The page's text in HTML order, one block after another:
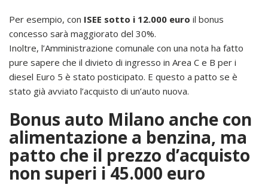
Per esempio, con ISEE sotto i 12.000 euro il bonus
concesso sarà maggiorato del 30%.
Inoltre, l’Amministrazione comunale con una nota ha fatto
pure sapere che il divieto di ingresso in Area C e B per i
diesel Euro 5 è stato posticipato. E questo a patto se è
stato già avviato l’acquisto di un’auto nuova.
Bonus auto Milano anche con
alimentazione a benzina, ma
patto che il prezzo d’acquisto
non superi i 45.000 euro